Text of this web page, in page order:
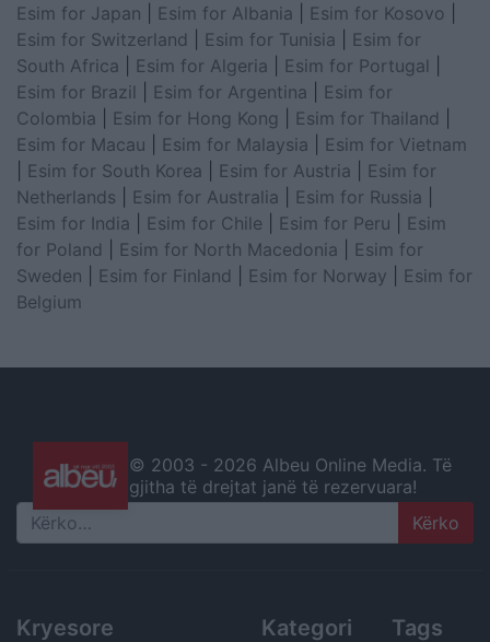
Esim for Japan
Esim for Albania Esim for Kosovo
Esim for Switzerland
Esim for Tunisia
Esim for
South Africa
Esim for Algeria Esim for Portugal
Esim for Brazil
Esim for Argentina
Esim for
Colombia
Esim for Hong Kong Esim for Thailand
Esim for Macau
Esim for Malaysia
Esim for Vietnam
Esim for South Korea Esim for Austria
Esim for
Netherlands
Esim for Australia Esim for Russia
Esim for India
Esim for Chile Esim for Peru
Esim
for Poland
Esim for North Macedonia
Esim for
Sweden
Esim for Finland Esim for Norway
Esim for
Belgium
© 2003 - 2026 Albeu Online Media. Të
gjitha të drejtat janë të rezervuara!
Search
Kryesore Kategori Tags